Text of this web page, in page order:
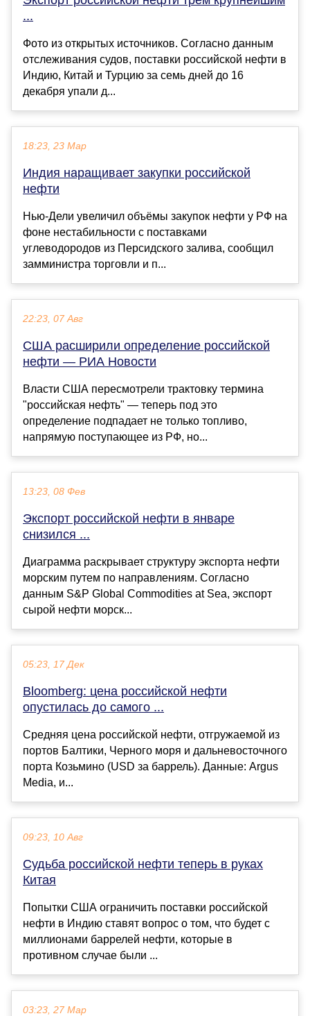
...
Фото из открытых источников. Согласно данным
отслеживания судов, поставки российской нефти в
Индию, Китай и Турцию за семь дней до 16
декабря упали д...
18:23, 23 Мар
Индия наращивает закупки российской
нефти
Нью-Дели увеличил объёмы закупок нефти у РФ на
фоне нестабильности с поставками
углеводородов из Персидского залива, сообщил
замминистра торговли и п...
22:23, 07 Авг
США расширили определение российской
нефти — РИА Новости
Власти США пересмотрели трактовку термина
"российская нефть" — теперь под это
определение подпадает не только топливо,
напрямую поступающее из РФ, но...
13:23, 08 Фев
Экспорт российской нефти в январе
снизился ...
Диаграмма раскрывает структуру экспорта нефти
морским путем по направлениям. Согласно
данным S&P Global Commodities at Sea, экспорт
сырой нефти морск...
05:23, 17 Дек
Bloomberg: цена российской нефти
опустилась до самого ...
Средняя цена российской нефти, отгружаемой из
портов Балтики, Черного моря и дальневосточного
порта Козьмино (USD за баррель). Данные: Argus
Media, и...
09:23, 10 Авг
Судьба российской нефти теперь в руках
Китая
Попытки США ограничить поставки российской
нефти в Индию ставят вопрос о том, что будет с
миллионами баррелей нефти, которые в
противном случае были ...
03:23, 27 Мар